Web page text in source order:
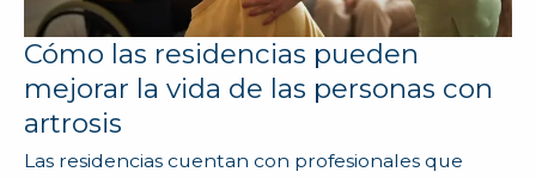
Cómo las residencias pueden
mejorar la vida de las personas con
artrosis
Las residencias cuentan con profesionales que